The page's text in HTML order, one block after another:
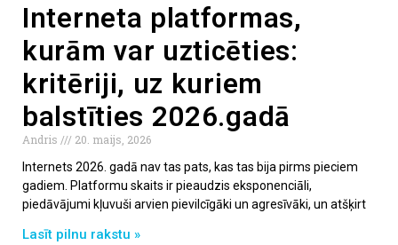
Interneta platformas,
kurām var uzticēties:
kritēriji, uz kuriem
balstīties 2026.gadā
Andris
20. maijs, 2026
Internets 2026. gadā nav tas pats, kas tas bija pirms pieciem
gadiem. Platformu skaits ir pieaudzis eksponenciāli,
piedāvājumi kļuvuši arvien pievilcīgāki un agresīvāki, un atšķirt
Lasīt pilnu rakstu »